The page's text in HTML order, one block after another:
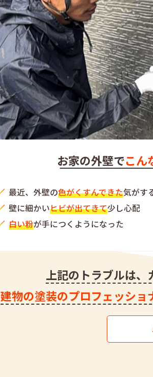
お家の外壁でこん
最近、外壁の色がくすんできた気がす
壁に細かいヒビが出てきて少し心配
白い粉が手につくようになった
上記のトラブルは、
建物の塗装のプロフェッショ